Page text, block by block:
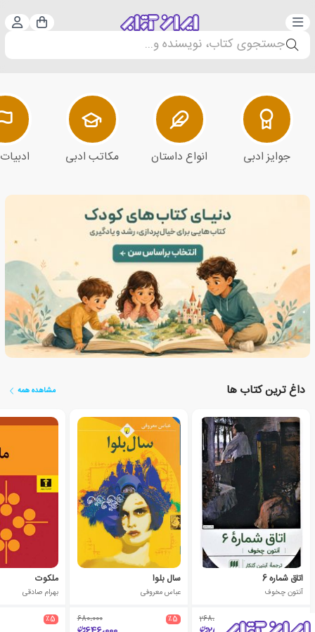
دسته‌بندی سبد
جستجوی کتاب، نویسنده و...
جوایز ادبی انواع داستان مکاتب ادبی
داغ ترین کتاب ها مشاهده همه
اتاق شماره 6
آنتون چخوف
268،000
سال بلوا
عباس معروفی
٪5 680،000
ملکوت
بهرام صادقی
٪5